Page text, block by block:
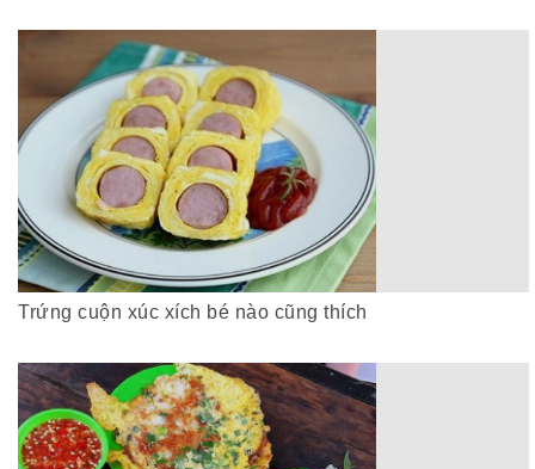
Trứng cuộn xúc xích bé nào cũng thích